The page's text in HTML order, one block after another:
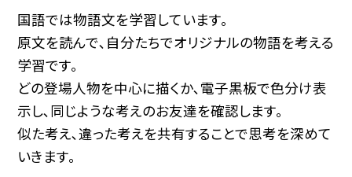
国語では物語文を学習しています。
原文を読んで､自分たちでオリジナルの物語を考える
学習です。
どの登場人物を中心に描くか､電子黒板で色分け表
示し､同じような考えのお友達を確認します。
似た考え､違った考えを共有することで思考を深めて
いきます。